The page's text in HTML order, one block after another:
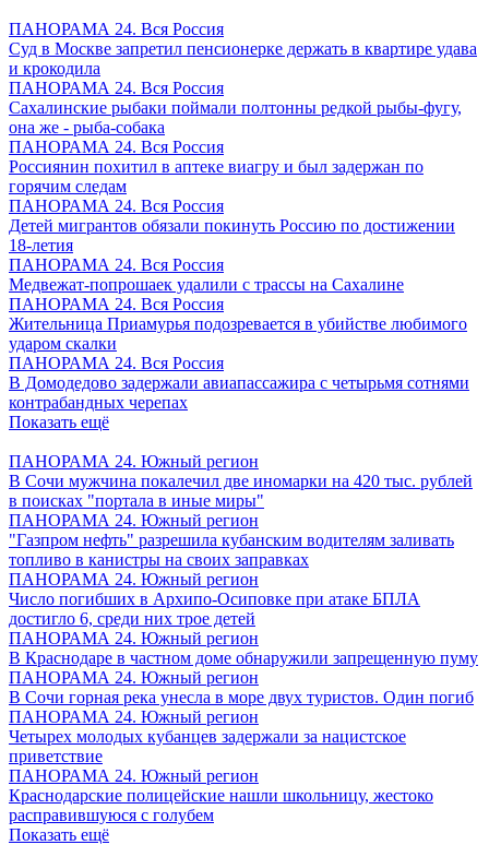
ПАНОРАМА 24. Вся Россия
Суд в Москве запретил пенсионерке держать в квартире удава
и крокодила
ПАНОРАМА 24. Вся Россия
Сахалинские рыбаки поймали полтонны редкой рыбы-фугу,
она же - рыба-собака
ПАНОРАМА 24. Вся Россия
Россиянин похитил в аптеке виагру и был задержан по
горячим следам
ПАНОРАМА 24. Вся Россия
Детей мигрантов обязали покинуть Россию по достижении
18-летия
ПАНОРАМА 24. Вся Россия
Медвежат-попрошаек удалили с трассы на Сахалине
ПАНОРАМА 24. Вся Россия
Жительница Приамурья подозревается в убийстве любимого
ударом скалки
ПАНОРАМА 24. Вся Россия
В Домодедово задержали авиапассажира с четырьмя сотнями
контрабандных черепах
Показать ещё
ПАНОРАМА 24. Южный регион
В Сочи мужчина покалечил две иномарки на 420 тыс. рублей
в поисках "портала в иные миры"
ПАНОРАМА 24. Южный регион
"Газпром нефть" разрешила кубанским водителям заливать
топливо в канистры на своих заправках
ПАНОРАМА 24. Южный регион
Число погибших в Архипо-Осиповке при атаке БПЛА
достигло 6, среди них трое детей
ПАНОРАМА 24. Южный регион
В Краснодаре в частном доме обнаружили запрещенную пуму
ПАНОРАМА 24. Южный регион
В Сочи горная река унесла в море двух туристов. Один погиб
ПАНОРАМА 24. Южный регион
Четырех молодых кубанцев задержали за нацистское
приветствие
ПАНОРАМА 24. Южный регион
Краснодарские полицейские нашли школьницу, жестоко
расправившуюся с голубем
Показать ещё